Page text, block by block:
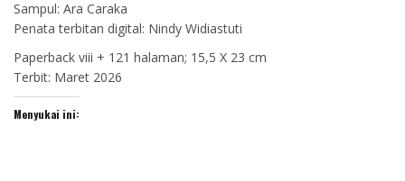
Sampul: Ara Caraka
Penata terbitan digital: Nindy Widiastuti
Paperback viii + 121 halaman; 15,5 X 23 cm
Terbit: Maret 2026
Menyukai ini: